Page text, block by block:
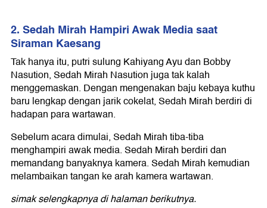
2. Sedah Mirah Hampiri Awak Media saat
Siraman Kaesang
Tak hanya itu, putri sulung Kahiyang Ayu dan Bobby
Nasution, Sedah Mirah Nasution juga tak kalah
menggemaskan. Dengan mengenakan baju kebaya kuthu
baru lengkap dengan jarik cokelat, Sedah Mirah berdiri di
hadapan para wartawan.
Sebelum acara dimulai, Sedah Mirah tiba-tiba
menghampiri awak media. Sedah Mirah berdiri dan
memandang banyaknya kamera. Sedah Mirah kemudian
melambaikan tangan ke arah kamera wartawan.
simak selengkapnya di halaman berikutnya.